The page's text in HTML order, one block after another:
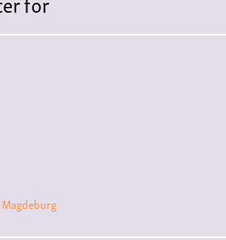
Polytreff#liveKonzert
#filmwerkstatt